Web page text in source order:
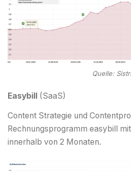
Quelle:
Easybill (SaaS)
Content Strategie und
Rechnungsprogramm easybill
innerhalb von 2 Monaten.